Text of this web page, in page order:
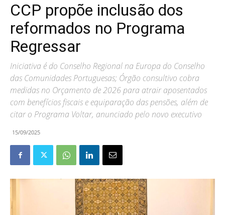
CCP propõe inclusão dos
reformados no Programa
Regressar
Iniciativa é do Conselho Regional na Europa do Conselho
das Comunidades Portuguesas; Órgão consultivo cobra
medidas no Orçamento de 2026 para atrair aposentados
com benefícios fiscais e equiparação das pensões, além de
citar o Programa Voltar, anunciado pelo novo executivo
15/09/2025